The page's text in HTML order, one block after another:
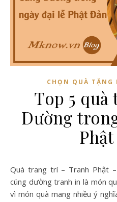
CHỌN QUÀ
Top 5 quà
Dường
Quà trang trí – Tranh Phật – tranh in vải bố canvas Quà
cúng dường tranh in là món
vì món quà mang nhiều ý